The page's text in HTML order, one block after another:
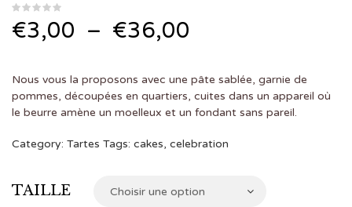
€3,00 – €36,00
prix :
€36,00
Nous vous la proposons avec une pâte sablée, garnie de
pommes, découpées en quartiers, cuites dans un appareil où
le beurre amène un moelleux et un fondant sans pareil.
Category: Tartes Tags: cakes, celebration
TAILLE Choisir une option